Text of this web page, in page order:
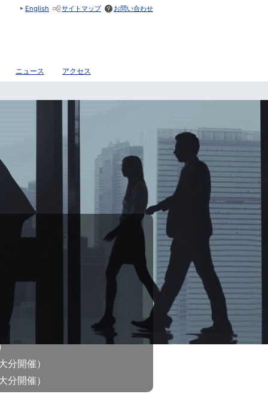
English サイトマップ お問い合わせ
ニュース アクセス
開催）
開催）